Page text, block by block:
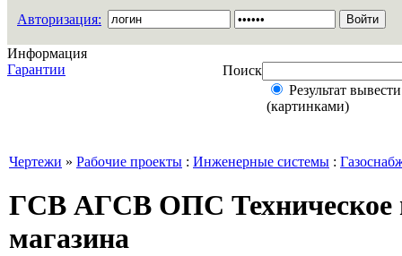
Авторизация:
Информация
Гарантии
Поиск
Результат
(картинками)
Чертежи » Рабочие проекты : Инженерные системы :
ГСВ АГСВ ОПС Техническое
магазина